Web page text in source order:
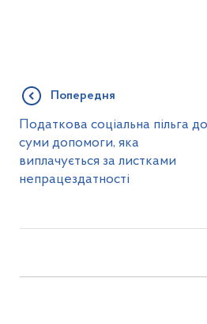
Попередня
Податкова соціальна пільга до
суми допомоги, яка
виплачується за листками
непрацездатності